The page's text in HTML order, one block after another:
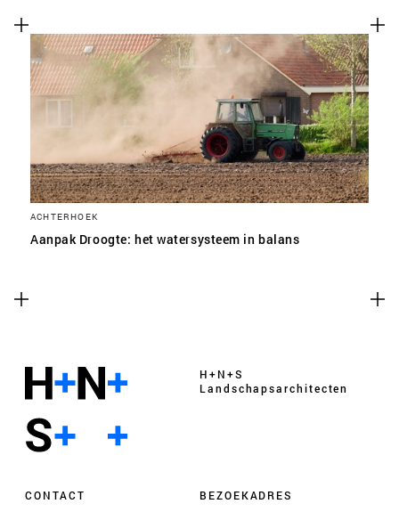
ACHTERHOEK
Aanpak Droogte: het watersysteem in balans
H+N+S
Landschaps­architecten
CONTACT BEZOEKADRES